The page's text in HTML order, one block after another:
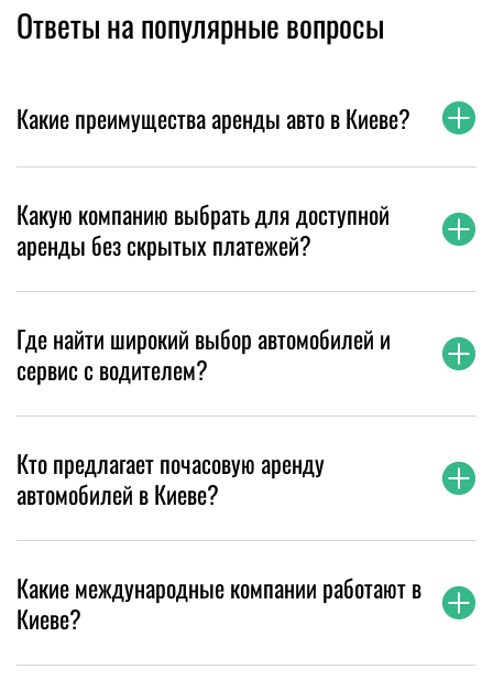
Ответы на популярные вопросы
Какие преимущества аренды авто в Киеве?
Какую компанию выбрать для доступной
аренды без скрытых платежей?
Где найти широкий выбор автомобилей и
сервис с водителем?
Кто предлагает почасовую аренду
автомобилей в Киеве?
Какие международные компании работают в
Киеве?